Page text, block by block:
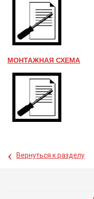
МОНТАЖНАЯ СХЕМА
‹ Вернуться к разделу